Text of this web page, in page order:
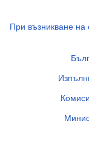
При възникване на